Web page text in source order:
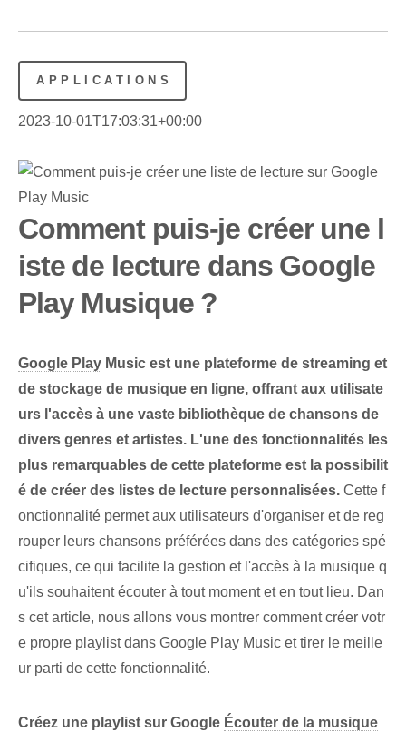
APPLICATIONS
2023-10-01T17:03:31+00:00
Comment puis-je créer une l
iste de lecture dans Google
Play Musique ?
Google Play Music est une plateforme de streaming et
de stockage de musique en ligne, offrant aux utilisate
urs l'accès à une vaste bibliothèque de chansons de
divers genres et artistes. L'une des fonctionnalités les
plus remarquables de cette plateforme est la possibilit
é de créer des listes de lecture personnalisées. Cette f
onctionnalité permet aux utilisateurs d'organiser et de reg
rouper leurs chansons préférées dans des catégories spé
cifiques, ce qui facilite la gestion et l'accès à la musique q
u'ils souhaitent écouter à tout moment et en tout lieu. Dan
s cet article, nous allons vous montrer comment créer votr
e propre playlist dans Google Play Music et tirer le meille
ur parti de cette fonctionnalité.
Créez une playlist sur ⁢Google‍ Écouter de la musique